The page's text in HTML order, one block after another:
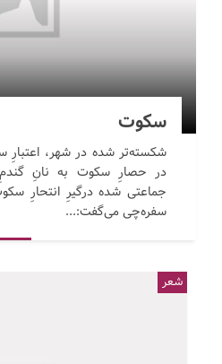
سکوت
شکسته‌تر شده در شهر، اعتبارِ
در حصارِ سکوت به نانِ
جماعتی شده درگیرِ انتحارِ
سفره‌چی می‌گفت:...
شعر